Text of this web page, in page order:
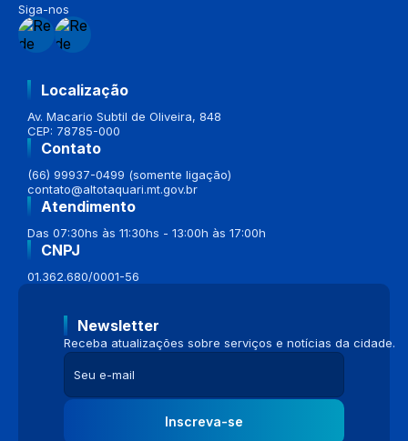
Siga-nos
Localização
Av. Macario Subtil de Oliveira, 848
CEP: 78785-000
Contato
(66) 99937-0499 (somente ligação)
contato@altotaquari.mt.gov.br
Atendimento
Das 07:30hs às 11:30hs - 13:00h às 17:00h
CNPJ
01.362.680/0001-56
Newsletter
Receba atualizações sobre serviços e notícias da cidade.
Inscreva-se